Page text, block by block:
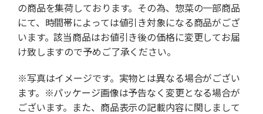
の商品を集荷しております。その為、惣菜の一部商品
にて、時間帯によっては値引き対象になる商品がござ
います。該当商品はお値引き後の価格に変更してお届
け致しますので予めご了承ください。
※写真はイメージです。実物とは異なる場合がござい
ます。※パッケージ画像は予告なく変更となる場合が
ございます。また、商品表示の記載内容に関しまして